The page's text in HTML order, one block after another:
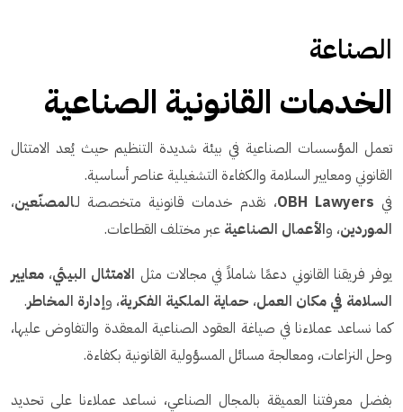
الصناعة
الخدمات القانونية الصناعية
تعمل المؤسسات الصناعية في بيئة شديدة التنظيم حيث يُعد الامتثال
القانوني ومعايير السلامة والكفاءة التشغيلية عناصر أساسية.
في OBH Lawyers، نقدم خدمات قانونية متخصصة لـالمصنّعين،
الموردين، والأعمال الصناعية عبر مختلف القطاعات.
يوفر فريقنا القانوني دعمًا شاملاً في مجالات مثل الامتثال البيئي، معايير
السلامة في مكان العمل، حماية الملكية الفكرية، وإدارة المخاطر.
كما نساعد عملاءنا في صياغة العقود الصناعية المعقدة والتفاوض عليها،
وحل النزاعات، ومعالجة مسائل المسؤولية القانونية بكفاءة.
بفضل معرفتنا العميقة بالمجال الصناعي، نساعد عملاءنا على تحديد